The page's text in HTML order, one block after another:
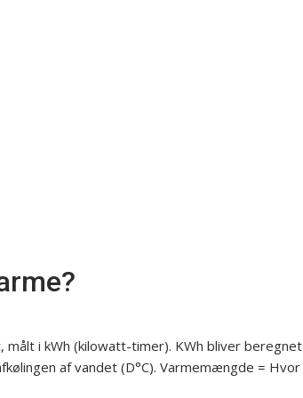
i kWh (kilowatt-timer). KWh bliver beregnet
af vandet (D°C). Varmemængde = Hvor